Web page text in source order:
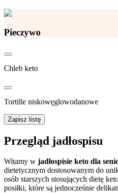
Pieczywo
Chleb keto
Tortille niskowęglowodanowe
Zapisz listę
Przegląd jadłospisu
Witamy w jadłospisie keto dla
dietetycznym dostosowanym do
osób starszych stosujących dietę
posiłki, które są jednocześnie